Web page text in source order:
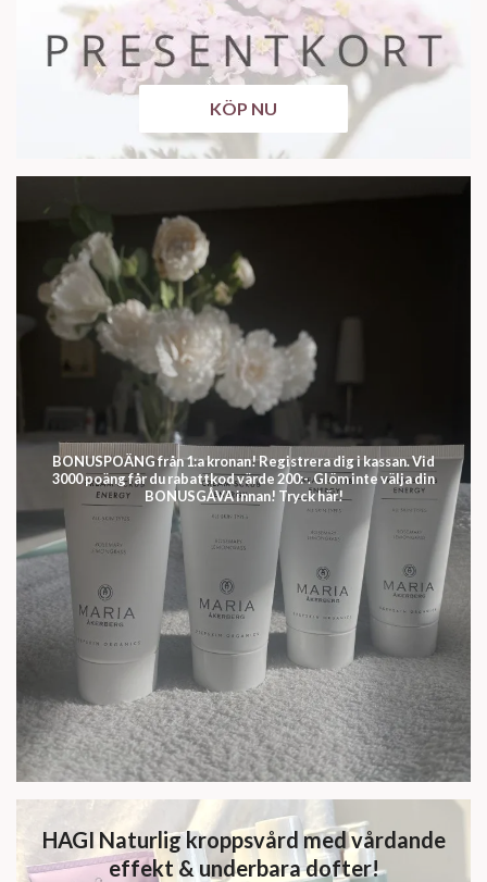
KÖP NU
BONUSPOÄNG från 1:a kronan! Registrera dig i kassan. Vid
3000 poäng får du rabattkod värde 200:-. Glöm inte välja din
BONUSGÅVA innan! Tryck här!
HAGI Naturlig kroppsvård med vårdande
effekt & underbara dofter!